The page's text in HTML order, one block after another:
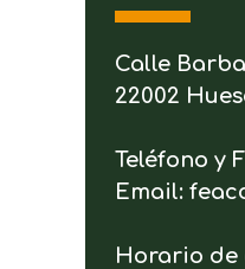
Calle
22002
Teléfono y
Email:
Horario de